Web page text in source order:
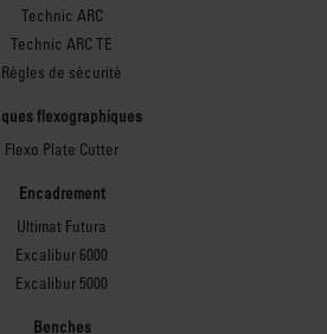
Technic ARC
Technic ARC TE
Règles de sécurité
flexographiques
Flexo Plate Cutter
Encadrement
Ultimat Futura
Excalibur 6000
Excalibur 5000
Benches